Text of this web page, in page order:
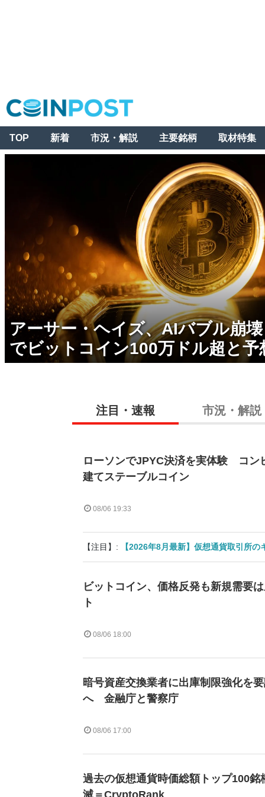
TOP 新着 市況・解説 主要銘柄 取材特集
アーサー・ヘイズ、AIバブル崩
でビットコイン100万ドル超と予
注目・速報 市況・解説
ローソンでJPYC決済を実体験 コン
建てステーブルコイン
08/06 19:33
【注目】: 【2026年8月最新】仮想通貨取引所
ビットコイン、価格反発も新規需要
ト
08/06 18:00
暗号資産交換業者に出庫制限強化を
へ 金融庁と警察庁
08/06 17:00
過去の仮想通貨時価総額トップ100銘